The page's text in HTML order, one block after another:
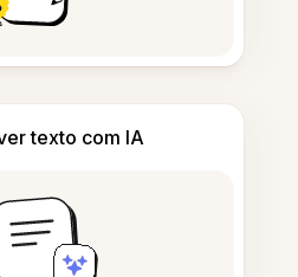
texto com IA